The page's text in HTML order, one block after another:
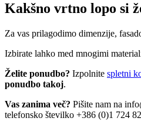
Kakšno vrtno lopo si
Za vas prilagodimo dimenzije,
Izbirate lahko med mnogimi
Želite ponudbo? Izpolnite spletni
ponudbo takoj.
Vas zanima več? Pišite nam na
telefonsko številko +386 (0)1 724